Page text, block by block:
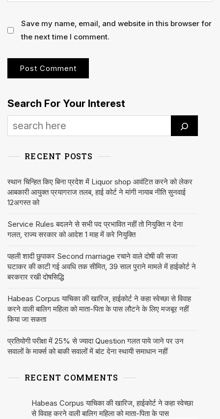
Save my name, email, and website in this browser for
the next time I comment.
Search For Your Interest
RECENT POSTS
स्थान चिन्हित किए बिना प्रदेश में Liquor shop आवंटित करने को लेकर
आबकारी आयुक्त प्रयागराज तलब, हाई कोर्ट ने मांगी नायाब नीति सुनवाई
12अगस्त को
Service Rules बदलने से सभी पद प्रभावित नहीं तो नियुक्ति न देना
गलत, राज्य सरकार को आदेश 1 माह में करे नियुक्ति
पहली शादी छुपाकर Second marriage रचाने वाले दोषी की सजा
घटाकर की काटी गई अवधि तक सीमित, 39 साल पुराने मामले में हाईकोर्ट ने
बरकरार रखी दोषसिद्धि
Habeas Corpus याचिका की खारिज, हाईकोर्ट ने कहा स्वेच्छा से विवाह
करने वाली बालिग महिला को माता-पिता के पास लौटने के लिए मजबूर नहीं
किया जा सकता
प्रतियोगी परीक्षा में 25% से ज्यादा Question गलत पाये जाने पर उन
सवालों के मार्क्स को बाकी सवालों में बांट देना स्थायी समाधान नहीं
RECENT COMMENTS
Habeas Corpus याचिका की खारिज, हाईकोर्ट ने कहा स्वेच्छा
से विवाह करने वाली बालिग महिला को माता-पिता के पास